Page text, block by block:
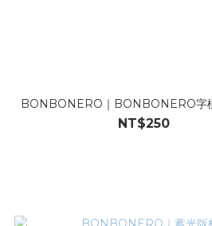
BONBONERO｜BONBONERO字
NT$250